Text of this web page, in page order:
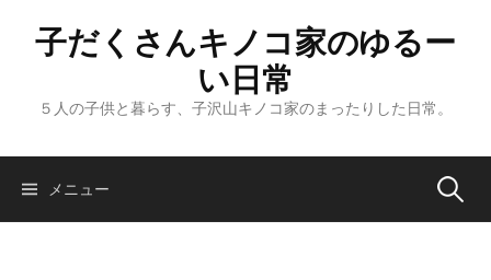
子だくさんキノコ家のゆるー
い日常
５人の子供と暮らす、子沢山キノコ家のまったりした日常。
メニュー 検